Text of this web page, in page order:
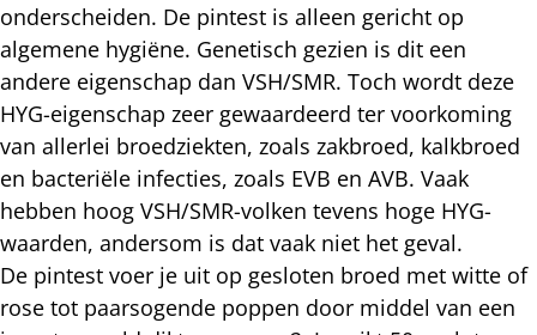
onderscheiden. De pintest is alleen gericht op
algemene hygiëne. Genetisch gezien is dit een
andere eigenschap dan VSH/SMR. Toch wordt deze
HYG-eigenschap zeer gewaardeerd ter voorkoming
van allerlei broedziekten, zoals zakbroed, kalkbroed
en bacteriële infecties, zoals EVB en AVB. Vaak
hebben hoog VSH/SMR-volken tevens hoge HYG-
waarden, andersom is dat vaak niet het geval.
De pintest voer je uit op gesloten broed met witte of
rose tot paarsogende poppen door middel van een